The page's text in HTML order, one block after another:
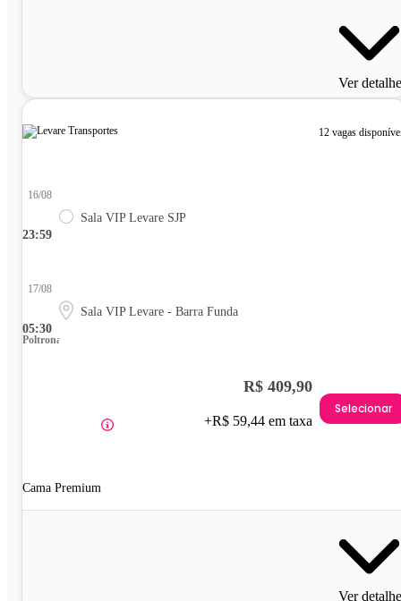
Ver
12 vagas
23:59
16/08
Sala VIP Levare SJP
05:30
17/08
Sala VIP Levare - Barra Funda
Poltrona
Cama Premium
R$ 409,90
+R$ 59,44 em taxa
Selecionar
Ver